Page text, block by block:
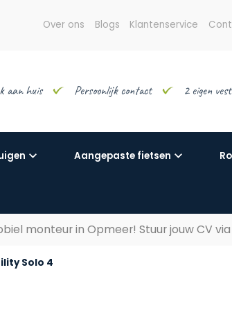
Over ons Blogs Klantenservice
aan huis Persoonlijk contact 2 eigen
Aangepaste fietsen
monteur in Opmeer! Stuur jouw CV
Solo 4